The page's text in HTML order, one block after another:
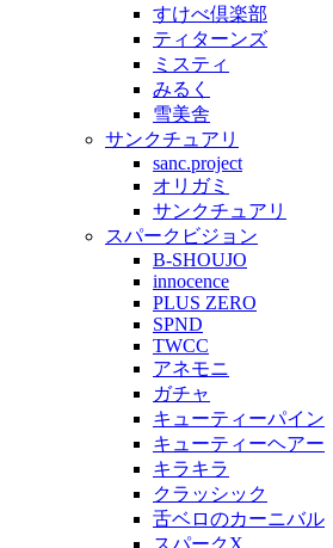
すけべ倶楽部
ティターンズ
ミスティ
みるく
雪美舎
サンクチュアリ
sanc.project
オリガミ
サンクチュアリ
スパークビジョン
B-SHOUJO
innocence
PLUS ZERO
SPND
TWCC
アネモニ
ガチャ
キューティーパイン
キューティーヘアー
キラキラ
クラッシック
舌ベロのカーニバル
スパークX